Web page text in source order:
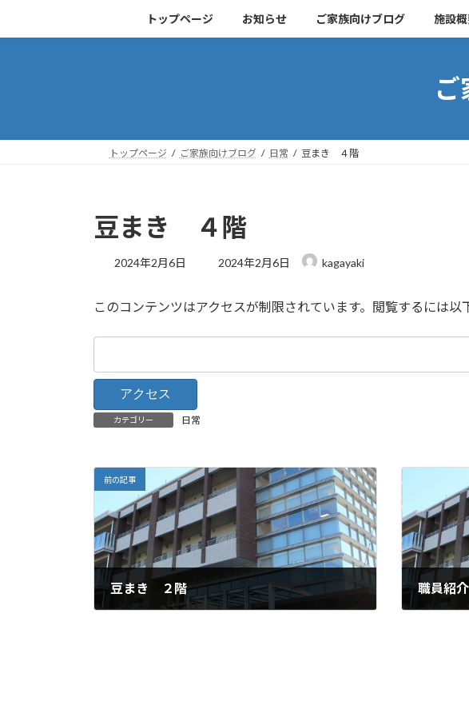
キ
に
トップページ お知らせ ご家族向けブログ 施設
ご
トップページ ご家族向けブログ 日常 豆まき ４階
豆まき ４階
2024年2月6日
最
新
時
2024年2月6日 kagayaki
このコンテンツはアクセスが制限されています。閲覧するには以
カテゴリー 日常
前の記事
豆まき ２階 職員紹